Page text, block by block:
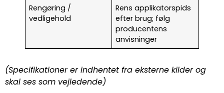
Rengøring /
vedligehold
Rens applikatorspids
efter brug; følg
producentens
anvisninger
(Specifikationer er indhentet fra eksterne kilder og
skal ses som vejledende)